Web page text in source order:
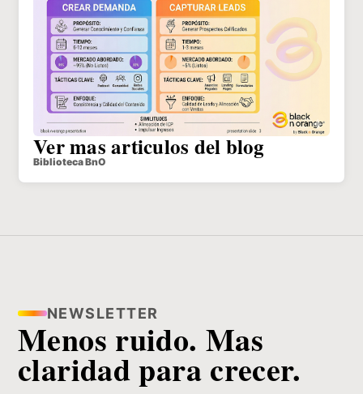
Ver mas articulos del blog
Biblioteca BnO
NEWSLETTER
Menos ruido. Mas
claridad para crecer.